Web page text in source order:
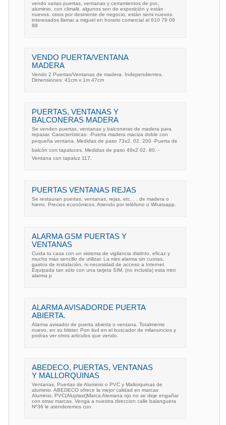
vendo varias puertas, ventanas y cerramientos de pvc,
aluminio, con climalit. algunos son de exposición y están
nuevos. otros por desmonte de negocio, están semi nuevos.
interesados llamar a miguel en horario comercial al 610 79 09
88
VENDO PUERTA/VENTANA
MADERA
Vendo 2 Puertas/Ventanas de madera. Independientes.
Dimensiones: 41cm x 1m 47cm
PUERTAS, VENTANAS Y
BALCONERAS MADERA
Se venden puertas, ventanas y balconeras de madera para
repasar. Características: -Puerta madera maciza doble con
pequeña ventana. Medidas de paso 73x2, 02. 200 -Puerta de
balcón con tapaluces. Medidas de paso 49x2 02. 80. -
Ventana con tapaluz 117,
PUERTAS VENTANAS REJAS
Se restauran puertas, ventanas, rejas, etc. . . de madera o
hierro. Precios económicos. Atiendo por teléfono o Whatsapp.
ALARMA GSM PUERTAS Y
VENTANAS
Cuida tu casa con un sistema de vigilancia distinto, eficaz y
mucho más sencillo de utilizar. La mini alarma sin cuotas,
gastos de instalación, ni necesidad de acceso a Internet.
Equipada tan sólo con una tarjeta SIM, (no incluida) esta mini
alarma p
ALARMA AVISADORDE PUERTA
ABIERTA.
Alarma avisador de puerta abierta o ventana. Totalmente
nuevo, en su blister. Pon ilud en el buscador de milanuncios y
podras ver otros articulos que vendo.
ABEDECO, PUERTAS, VENTANAS
Y MALLORQUINAS
Ventanas, Puertas de Aluminio o PVC y Mallorquinas de
aluminio. ABEDECO ofrece la mejor calidad en marcas
Aluminio, PVC(Aluplast)Marca Alemana ojo no se deje engañar
con otras marcas. Venga a nuestra direccion calle balanguera
Nº36 le atenderemos con